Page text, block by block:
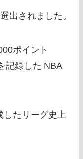
出されました。
ポイント
記録した NBA
したリーグ史上